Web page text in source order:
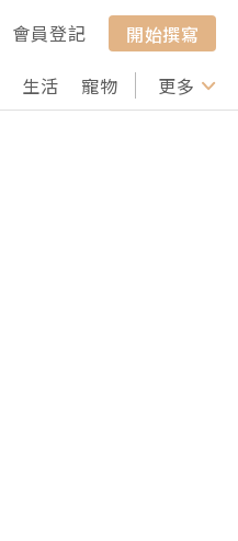
會員登記
開始撰寫
生活 寵物 行山 打卡
更多